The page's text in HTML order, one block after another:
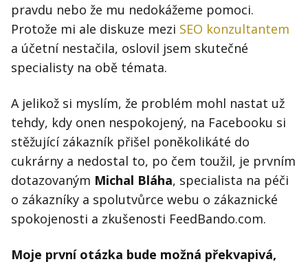
pravdu nebo že mu nedokážeme pomoci.
Protože mi ale diskuze mezi SEO konzultantem
a účetní nestačila, oslovil jsem skutečné
specialisty na obě témata.
A jelikož si myslím, že problém mohl nastat už
tehdy, kdy onen nespokojený, na Facebooku si
stěžující zákazník přišel poněkolikáté do
cukrárny a nedostal to, po čem toužil, je prvním
dotazovaným Michal Bláha, specialista na péči
o zákazníky a spolutvůrce webu o zákaznické
spokojenosti a zkušenosti FeedBando.com.
Moje první otázka bude možná překvapivá,